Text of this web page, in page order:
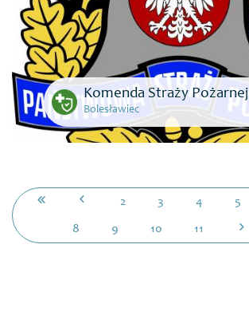
Komenda Straży Pożarnej
Bolesławiec
2 3 4 5
8 9 10 11